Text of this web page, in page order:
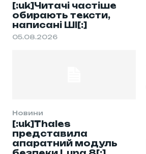
[:uk]Читачі частіше
обирають тексти,
написані ШІ[:]
05.08.2026
Новини
[:uk]Thales
представила
апаратний модуль